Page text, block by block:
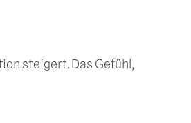
steigert. Das Gefühl,